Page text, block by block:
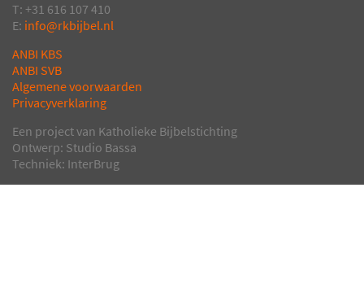
T: +31 616 107 410
E: info@rkbijbel.nl
ANBI KBS
ANBI SVB
Algemene voorwaarden
Privacyverklaring
Een project van Katholieke Bijbelstichting
Ontwerp: Studio Bassa
Techniek: InterBrug